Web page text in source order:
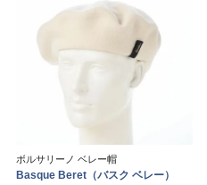
ボルサリーノ ベレー帽
Basque Beret（バスク ベレー）